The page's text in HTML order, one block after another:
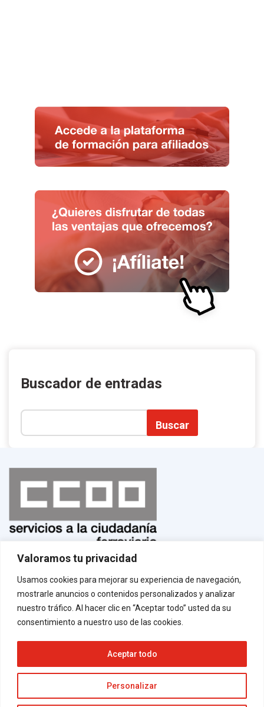
Valoramos tu privacidad
Usamos cookies para mejorar su experiencia de navegación,
mostrarle anuncios o contenidos personalizados y analizar
nuestro tráfico. Al hacer clic en “Aceptar todo” usted da su
consentimiento a nuestro uso de las cookies.
Personalizar
Aceptar todo
Buscador de entradas
Buscar
Normas de uso
Aviso legal
Política de privacidad
Política de cookies
Contacto
| Funciona gracias a